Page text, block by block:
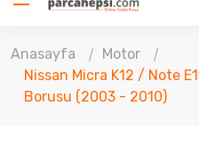
Anasayfa
Motor
Nissan Micra K12 / Note
Borusu (2003 - 2010)